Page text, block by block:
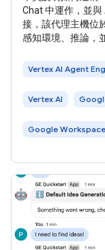
Chat 中運作，並
接，該代理主機位
感知環境、推論，
，該範例會使用
Vertex AI Agent
Vertex AI
Google